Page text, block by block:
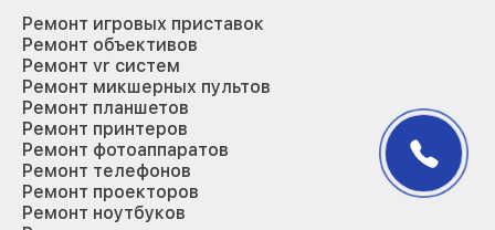
Ремонт игровых приставок
Ремонт объективов
Ремонт vr систем
Ремонт микшерных пультов
Ремонт планшетов
Ремонт принтеров
Ремонт фотоаппаратов
Ремонт телефонов
Ремонт проекторов
Ремонт ноутбуков